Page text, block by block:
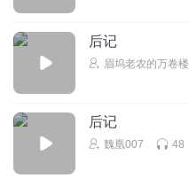
后记
眉坞老农的万卷楼
后记
魏凰007 48